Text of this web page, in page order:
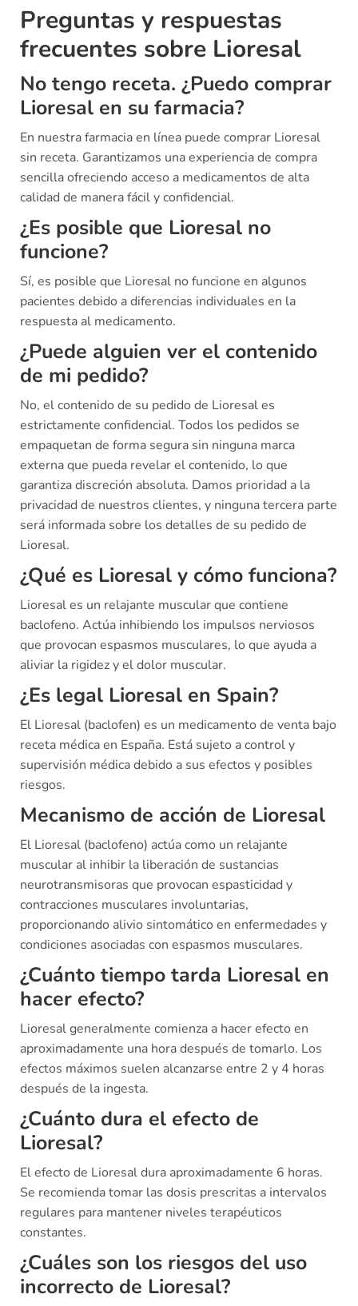
Preguntas y respuestas
frecuentes sobre Lioresal
No tengo receta. ¿Puedo comprar
Lioresal en su farmacia?
En nuestra farmacia en línea puede comprar Lioresal
sin receta. Garantizamos una experiencia de compra
sencilla ofreciendo acceso a medicamentos de alta
calidad de manera fácil y confidencial.
¿Es posible que Lioresal no
funcione?
Sí, es posible que Lioresal no funcione en algunos
pacientes debido a diferencias individuales en la
respuesta al medicamento.
¿Puede alguien ver el contenido
de mi pedido?
No, el contenido de su pedido de Lioresal es
estrictamente confidencial. Todos los pedidos se
empaquetan de forma segura sin ninguna marca
externa que pueda revelar el contenido, lo que
garantiza discreción absoluta. Damos prioridad a la
privacidad de nuestros clientes, y ninguna tercera parte
será informada sobre los detalles de su pedido de
Lioresal.
¿Qué es Lioresal y cómo funciona?
Lioresal es un relajante muscular que contiene
baclofeno. Actúa inhibiendo los impulsos nerviosos
que provocan espasmos musculares, lo que ayuda a
aliviar la rigidez y el dolor muscular.
¿Es legal Lioresal en Spain?
El Lioresal (baclofen) es un medicamento de venta bajo
receta médica en España. Está sujeto a control y
supervisión médica debido a sus efectos y posibles
riesgos.
Mecanismo de acción de Lioresal
El Lioresal (baclofeno) actúa como un relajante
muscular al inhibir la liberación de sustancias
neurotransmisoras que provocan espasticidad y
contracciones musculares involuntarias,
proporcionando alivio sintomático en enfermedades y
condiciones asociadas con espasmos musculares.
¿Cuánto tiempo tarda Lioresal en
hacer efecto?
Lioresal generalmente comienza a hacer efecto en
aproximadamente una hora después de tomarlo. Los
efectos máximos suelen alcanzarse entre 2 y 4 horas
después de la ingesta.
¿Cuánto dura el efecto de
Lioresal?
El efecto de Lioresal dura aproximadamente 6 horas.
Se recomienda tomar las dosis prescritas a intervalos
regulares para mantener niveles terapéuticos
constantes.
¿Cuáles son los riesgos del uso
incorrecto de Lioresal?